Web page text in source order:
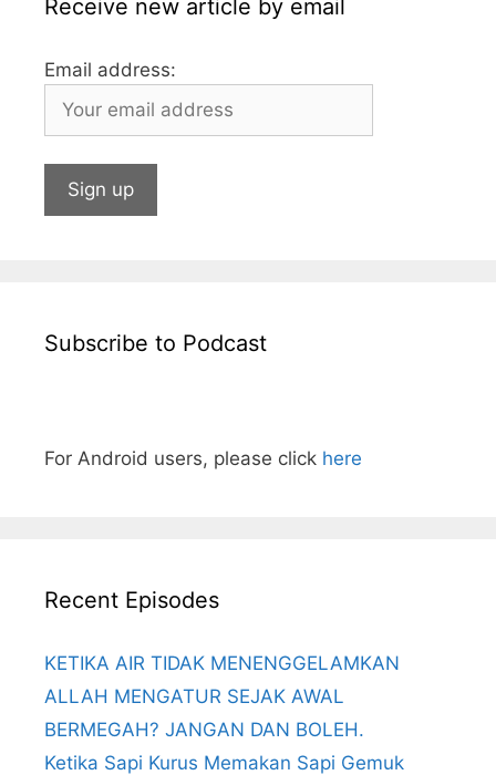
Receive new article by email
Email address:
Subscribe to Podcast
For Android users, please click here
Recent Episodes
KETIKA AIR TIDAK MENENGGELAMKAN
ALLAH MENGATUR SEJAK AWAL
BERMEGAH? JANGAN DAN BOLEH.
Ketika Sapi Kurus Memakan Sapi Gemuk